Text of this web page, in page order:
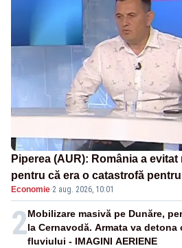
Piperea (AUR): România a
pentru că era o catastrofă
pensii
Economie·2 aug. 2026, 10:01
2Mobilizare masivă pe Dunăre,
la Cernavodă. Armata va
fluviului - IMAGINI AERIENE